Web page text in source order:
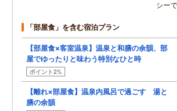
シー
「部屋食」を含む宿泊プラン
【部屋食×客室温泉】温泉と和膳の余韻、部
屋でゆったりと味わう特別なひと時
ポイント2%
【離れ×部屋食】温泉内風呂で過ごす 湯と
膳の余韻